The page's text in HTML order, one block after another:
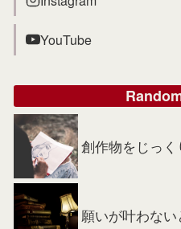
YouTube
創作物をじっ
願いが叶わな